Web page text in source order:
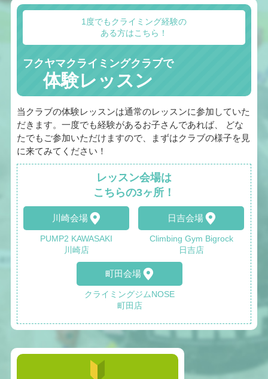
1度でもクライミング経験の
ある方はこちら！
フクヤマクライミングクラブで
体験レッスン
当クラブの体験レッスンは通常のレッスンに参加していた
だきます。一度でも経験があるお子さんであれば、 どな
たでもご参加いただけますので、まずはクラブの様子を見
に来てみてください！
レッスン会場は
こちらの3ヶ所！
川崎会場
PUMP2 KAWASAKI
川崎店
日吉会場
Climbing Gym Bigrock
日吉店
町田会場
クライミングジムNOSE
町田店